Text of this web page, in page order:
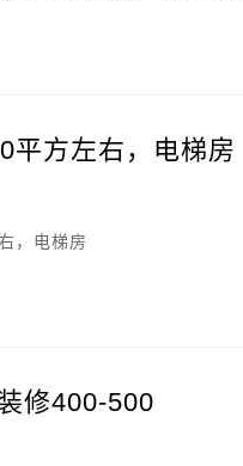
平方左右，电梯房
，电梯房
修400-500